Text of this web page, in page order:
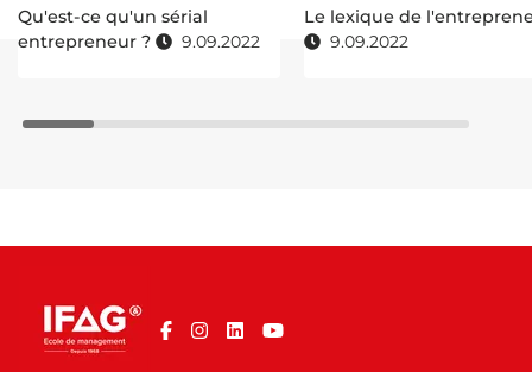
Qu'est-ce qu'un sérial
entrepreneur ?
9.09.2022
Le lexique de
9.09.2022